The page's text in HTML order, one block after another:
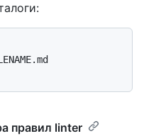
правил linter